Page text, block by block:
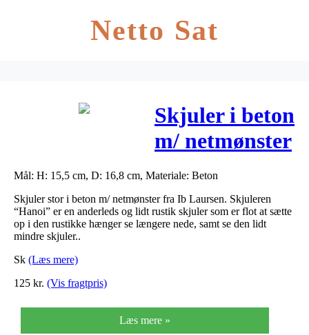
Netto Sat
Skjuler i beton
m/ netmønster
– ib laursen
“hanoi” – stor
Mål: H: 15,5 cm, D: 16,8 cm, Materiale: Beton
Skjuler stor i beton m/ netmønster fra Ib Laursen. Skjuleren
“Hanoi” er en anderleds og lidt rustik skjuler som er flot at sætte
op i den rustikke hænger se længere nede, samt se den lidt
mindre skjuler..
Sk (Læs mere)
125 kr. (Vis fragtpris)
Læs mere »